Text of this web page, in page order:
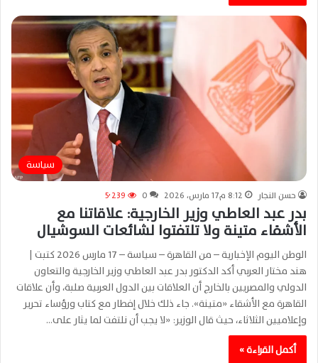
سياسة
حسن النجار 8:12 م17 مارس، 2026 0 5٬239
بدر عبد العاطي وزير الخارجية: علاقاتنا مع
الأشقاء متينة ولا تلتفتوا لشائعات السوشيال
الوطن اليوم الإخبارية – من القاهرة – سياسة – 17 مارس 2026 كتبت |
هند مختار العربي أكد الدكتور بدر عبد العاطي وزير الخارجية والتعاون
الدولي والمصريين بالخارج أن العلاقات بين الدول العربية صلبة، وأن علاقات
القاهرة مع الأشقاء «متينة». جاء ذلك خلال إفطار مع كتاب ورؤساء تحرير
وإعلاميين الثلاثاء، حيث قال الوزير: «لا يجب أن نلتفت لما يثار على…
أكمل القراءة »